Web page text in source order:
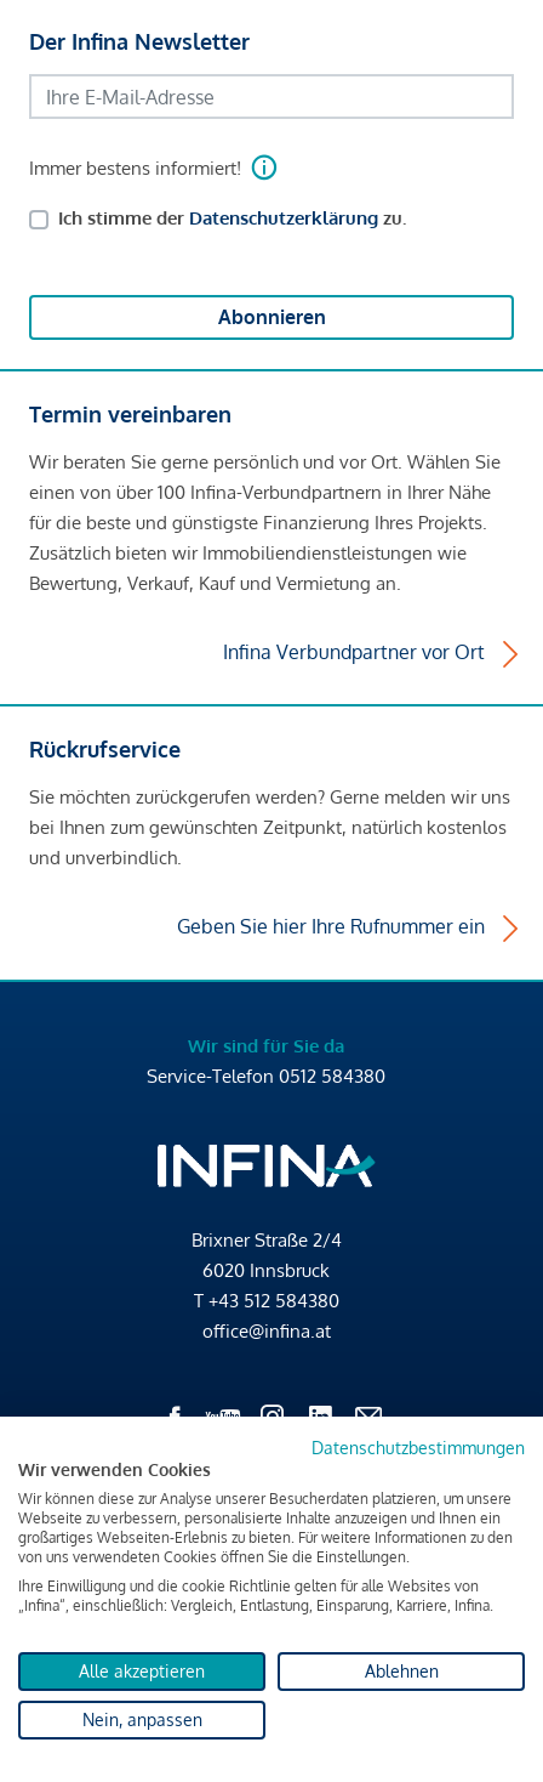
Der Infina Newsletter
Immer bestens informiert!
Ich stimme der Datenschutzerklärung zu.
Abonnieren
Termin vereinbaren
Wir beraten Sie gerne persönlich und vor Ort. Wählen Sie
einen von über 100 Infina-Verbundpartnern in Ihrer Nähe
für die beste und günstigste Finanzierung Ihres Projekts.
Zusätzlich bieten wir Immobiliendienstleistungen wie
Bewertung, Verkauf, Kauf und Vermietung an.
Infina Verbundpartner vor Ort
Rückrufservice
Sie möchten zurückgerufen werden? Gerne melden wir uns
bei Ihnen zum gewünschten Zeitpunkt, natürlich kostenlos
und unverbindlich.
Geben Sie hier Ihre Rufnummer ein
Wir sind für Sie da
Service-Telefon 0512 584380
Brixner Straße 2/4
6020 Innsbruck
T +43 512 584380
office@infina.at
Impressum
Datenschutz & Cookies
Verbraucherschutzinformation & rechtliche Hinweise
Datenschutzbestimmungen
Wir verwenden Cookies
Wir können diese zur Analyse unserer Besucherdaten platzieren, um unsere
Webseite zu verbessern, personalisierte Inhalte anzuzeigen und Ihnen ein
großartiges Webseiten-Erlebnis zu bieten. Für weitere Informationen zu den
von uns verwendeten Cookies öffnen Sie die Einstellungen.
Ihre Einwilligung und die cookie Richtlinie gelten für alle Websites von
„Infina“, einschließlich: Vergleich, Entlastung, Einsparung, Karriere, Infina.
Alle akzeptieren Ablehnen
Nein, anpassen